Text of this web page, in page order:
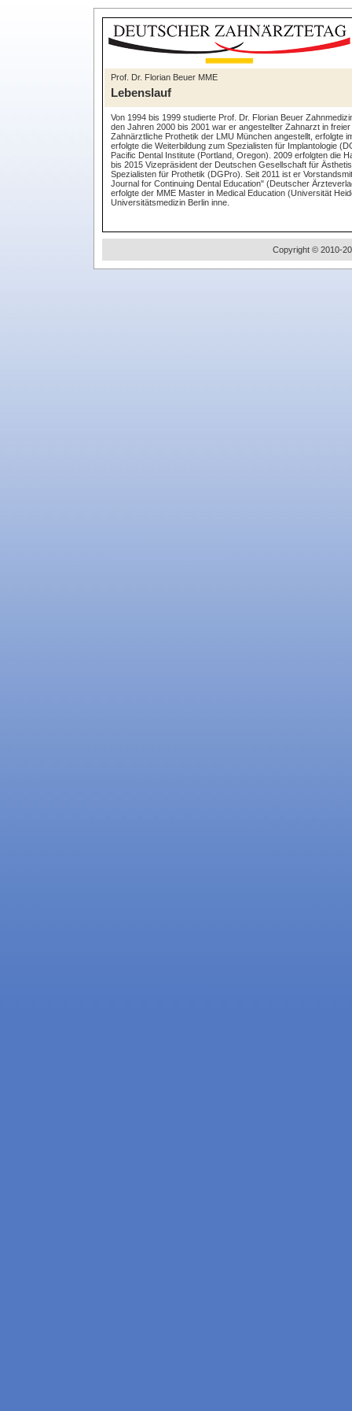
Prof. Dr. Florian Beuer MME
Lebenslauf
Von 1994 bis 1999 studierte Prof. Dr. Florian Beuer
den Jahren 2000 bis 2001 war er angestellter Zahnarzt in
Zahnärztliche Prothetik der LMU München angestellt, erfolgte
erfolgte die Weiterbildung zum Spezialisten für Implantologie
Pacific Dental Institute (Portland, Oregon). 2009 erfolgten die
bis 2015 Vizepräsident der Deutschen Gesellschaft für
Spezialisten für Prothetik (DGPro). Seit 2011 ist er
Journal for Continuing Dental Education" (Deutscher
erfolgte der MME Master in Medical Education (Universität
Universitätsmedizin Berlin inne.
Copyright © 2010-